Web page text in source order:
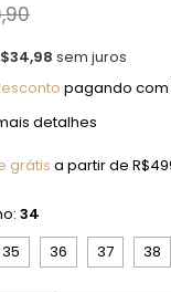
sem juros
pagando com
detalhes
grátis a partir de
34
35 36 37 38